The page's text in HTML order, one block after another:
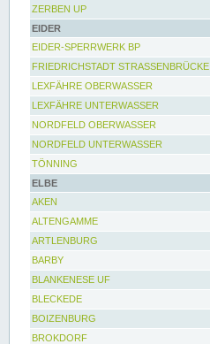
ZERBEN UP
EIDER
EIDER-SPERRWERK BP
FRIEDRICHSTADT STRASSENBRÜCKE
LEXFÄHRE OBERWASSER
LEXFÄHRE UNTERWASSER
NORDFELD OBERWASSER
NORDFELD UNTERWASSER
TÖNNING
ELBE
AKEN
ALTENGAMME
ARTLENBURG
BARBY
BLANKENESE UF
BLECKEDE
BOIZENBURG
BROKDORF